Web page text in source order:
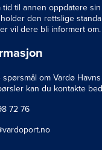
tid til annen oppdatere
den rettslige
vil dere bli informert om.
om Vardø
kan du kontakte
72 76